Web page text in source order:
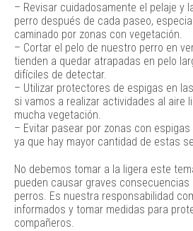
– Revisar cuidadosamente el pelaje y
perro después de cada paseo,
caminado por zonas con vegetación.
– Cortar el pelo de nuestro perro en
tienden a quedar atrapadas en pelo
difíciles de detectar.
– Utilizar protectores de espigas en
si vamos a realizar actividades al aire
mucha vegetación.
– Evitar pasear por zonas con
ya que hay mayor cantidad de estas
No debemos tomar a la ligera este
pueden causar graves
perros. Es nuestra responsabilidad
informados y tomar medidas para
compañeros.